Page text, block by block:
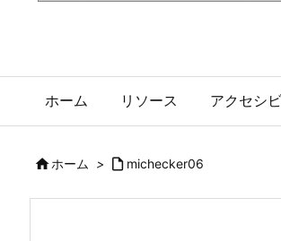
ホーム リソース アクセシ
ホーム >  michecker06